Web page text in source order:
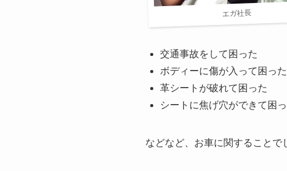
エガ社長
交通事故をして困った
ボディーに傷が入って困った
革シートが破れて困った
シートに焦げ穴ができて困
などなど、お車に関すること